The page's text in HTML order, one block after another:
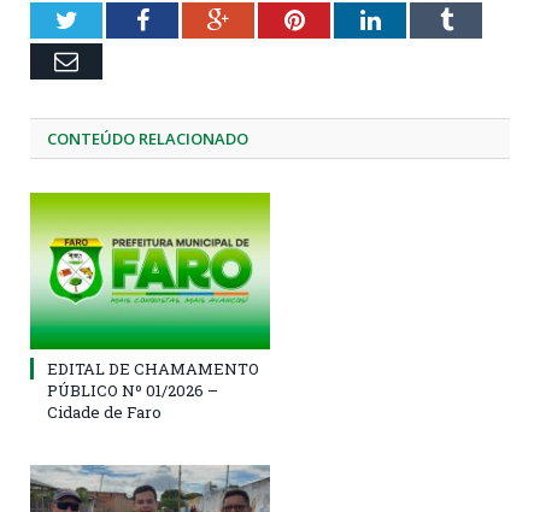
TwitterFacebookGoogle+PinterestLinkedInTumblr
Email
CONTEÚDO RELACIONADO
EDITAL DE CHAMAMENTO
PÚBLICO Nº 01/2026 –
Cidade de Faro